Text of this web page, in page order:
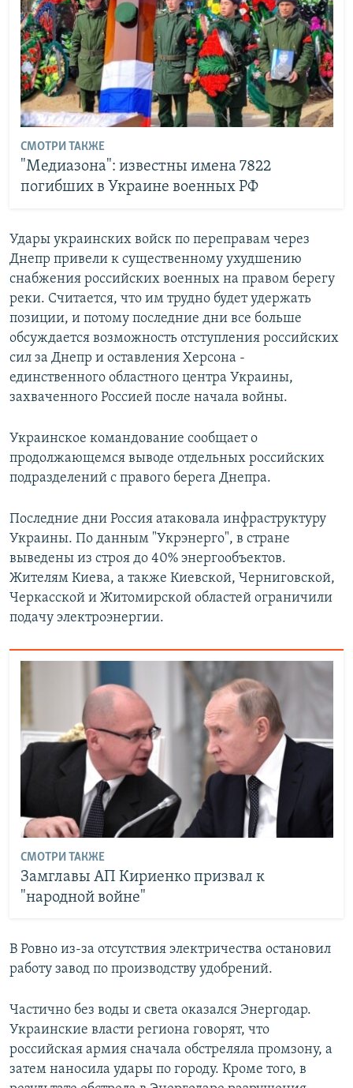
СМОТРИ ТАКЖЕ
"Медиазона": известны имена 7822
погибших в Украине военных РФ
Удары украинских войск по переправам через
Днепр привели к существенному ухудшению
снабжения российских военных на правом берегу
реки. Считается, что им трудно будет удержать
позиции, и потому последние дни все больше
обсуждается возможность отступления российских
сил за Днепр и оставления Херсона -
единственного областного центра Украины,
захваченного Россией после начала войны.
Украинское командование сообщает о
продолжающемся выводе отдельных российских
подразделений с правого берега Днепра.
Последние дни Россия атаковала инфраструктуру
Украины. По данным "Укрэнерго", в стране
выведены из строя до 40% энергообъектов.
Жителям Киева, а также Киевской, Черниговской,
Черкасской и Житомирской областей ограничили
подачу электроэнергии.
СМОТРИ ТАКЖЕ
Замглавы АП Кириенко призвал к
"народной войне"
В Ровно из-за отсутствия электричества остановил
работу завод по производству удобрений.
Частично без воды и света оказался Энергодар.
Украинские власти региона говорят, что
российская армия сначала обстреляла промзону, а
затем наносила удары по городу. Кроме того, в